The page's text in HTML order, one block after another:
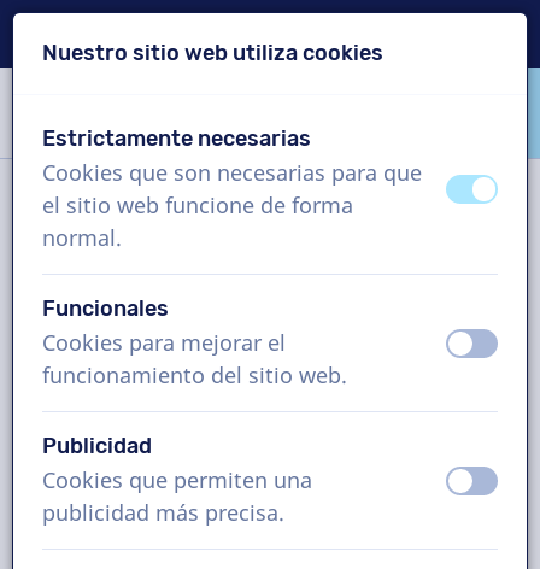
VoiceProductions
Noticias
Etiquetas y archivo
Encontrar una voz en off para
la capacitación en línea
9 Agosto
Nuestro sitio web utiliza cookies
Estrictamente necesarias
Cookies que son necesarias para que
el sitio web funcione de forma
normal.
Funcionales
Cookies para mejorar el
funcionamiento del sitio web.
Publicidad
Cookies que permiten una
publicidad más precisa.